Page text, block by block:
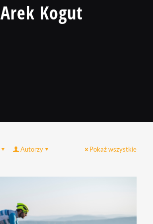
Arek Kogut
Autorzy Pokaż wszystkie